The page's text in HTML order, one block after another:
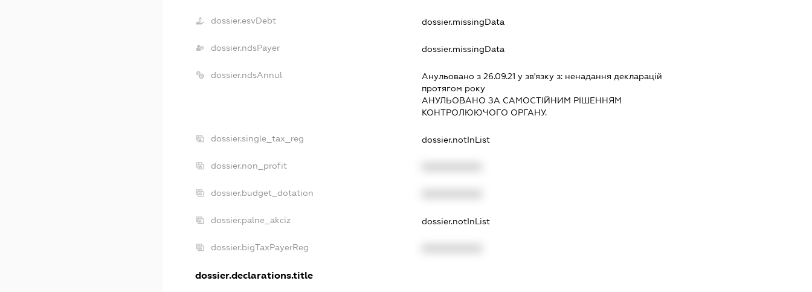
dossier.esvDebt dossier.missingData
dossier.ndsPayer dossier.missingData
dossier.ndsAnnul Анульовано з 26.09.21 у зв'язку з: ненадання декларацiй
протягом року
АНУЛЬОВАНО ЗА САМОСТIЙНИМ РIШЕННЯМ
КОНТРОЛЮЮЧОГО ОРГАНУ.
dossier.single_tax_reg dossier.notInList
dossier.non_profit
dossier.budget_dotation
dossier.palne_akciz dossier.notInList
dossier.bigTaxPayerReg
dossier.declarations.title